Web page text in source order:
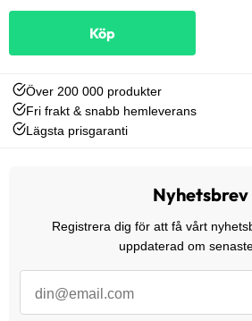
Köp
Över 200 000 produkter
Fri frakt & snabb hemleverans
Lägsta prisgaranti
Nyhetsbrev
Registrera dig för att få vårt
uppdaterad om